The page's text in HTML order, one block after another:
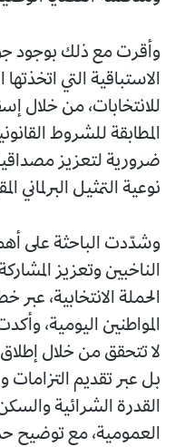
وأقرت مع ذلك بوجود
الاستباقية التي
للانتخابات، من خلال
المطابقة للشروط
ضرورية لتعزيز
نوعية التمثيل البرلماني
وشدّدت الباحثة على
الناخبين وتعزيز
الحملة الانتخابية، عبر
المواطنين اليومية،
لا تتحقق من خلال
بل عبر تقديم التزامات
القدرة الشرائية والسكن
العمومية، مع توضيح